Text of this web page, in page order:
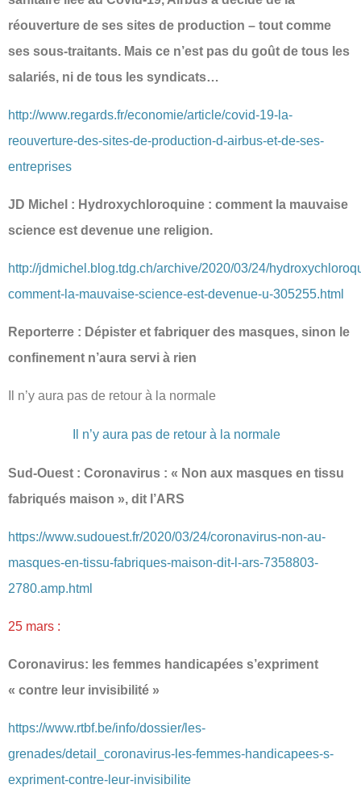
réouverture de ses sites de production – tout comme
ses sous-traitants. Mais ce n’est pas du goût de tous les
salariés, ni de tous les syndicats…
http://www.regards.fr/economie/article/covid-19-la-
reouverture-des-sites-de-production-d-airbus-et-de-ses-
entreprises
JD Michel : Hydroxychloroquine : comment la mauvaise
science est devenue une religion.
http://jdmichel.blog.tdg.ch/archive/2020/03/24/
comment-la-mauvaise-science-est-devenue-u-305255.html
Reporterre : Dépister et fabriquer des masques, sinon le
confinement n’aura servi à rien
Il n’y aura pas de retour à la normale
Il n’y aura pas de retour à la normale
Sud-Ouest : Coronavirus : « Non aux masques en tissu
fabriqués maison », dit l’ARS
https://www.sudouest.fr/2020/03/24/coronavirus-non-au-
masques-en-tissu-fabriques-maison-dit-l-ars-7358803-
2780.amp.html
25 mars :
Coronavirus: les femmes handicapées s’expriment
« contre leur invisibilité »
https://www.rtbf.be/info/dossier/les-
grenades/detail_coronavirus-les-femmes-handicapees-s-
expriment-contre-leur-invisibilite